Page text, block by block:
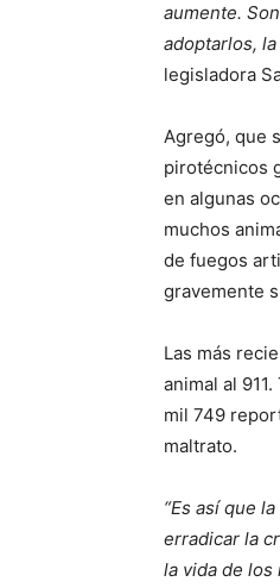
aumente.
adoptarlos,
legisladora
Agregó, que
pirotécnicos
en algunas
muchos
de fuegos
gravemente
Las más
animal al
mil 749
maltrato.
“Es así que
erradicar la
la vida de los